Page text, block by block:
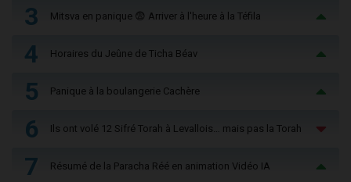
3 Mitsva en panique 😨 Arriver à l'heure à la Téfila
4 Horaires du Jeûne de Ticha Béav
5 Panique à la boulangerie Cachère
6 Ils ont volé 12 Sifré Torah à Levallois… mais pas la Torah
7 Résumé de la Paracha Réé en animation Vidéo IA